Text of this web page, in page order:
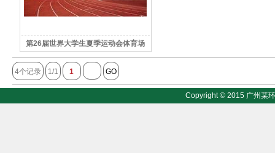
第26届世界大学生夏季运动会体育场
4个记录 1/1 1 GO
Copyright © 2015 广州某